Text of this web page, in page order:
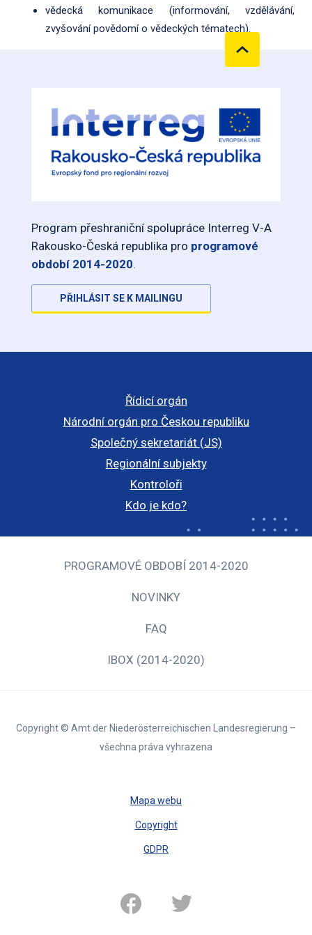
vědecká komunikace (informování, vzdělávání,
zvyšování povědomí o vědeckých tématech).
Program přeshraniční spolupráce Interreg V-A
Rakousko-Česká republika pro programové
období 2014-2020.
PŘIHLÁSIT SE K MAILINGU
Řídicí orgán
Národní orgán pro Českou republiku
Společný sekretariát (JS)
Regionální subjekty
Kontroloři
Kdo je kdo?
PROGRAMOVÉ OBDOBÍ 2014-2020
NOVINKY
FAQ
IBOX (2014-2020)
Copyright © Amt der Niederösterreichischen Landesregierung –
všechna práva vyhrazena
Mapa webu
Copyright
GDPR